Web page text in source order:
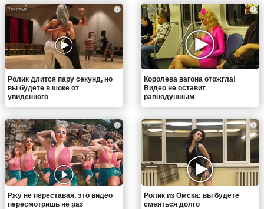
i
Ролик длится пару секунд, но
вы будете в шоке от
увиденного
i
Королева вагона отожгла!
Видео не оставит
равнодушным
i
Ржу не переставая, это видео
пересмотришь не раз
i
Ролик из Омска: вы будете
смеяться долго